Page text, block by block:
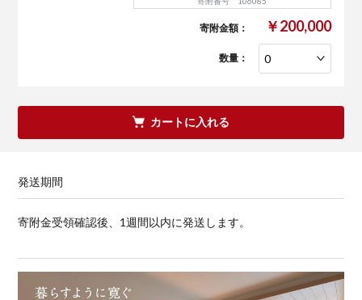
寄附金額： ￥200,000
数量：
カートに入れる
発送期間
寄附金受領確認後、1週間以内に発送します。